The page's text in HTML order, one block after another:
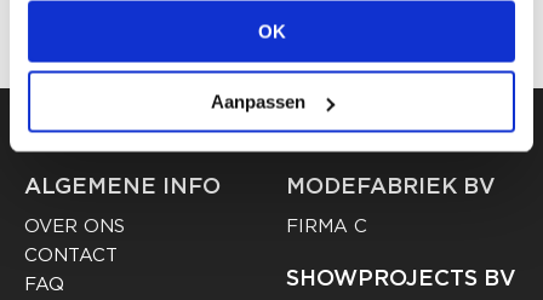
OK
Aanpassen
ALGEMENE INFO
OVER ONS
CONTACT
FAQ
MODEFABRIEK BV
FIRMA C
SHOWPROJECTS BV